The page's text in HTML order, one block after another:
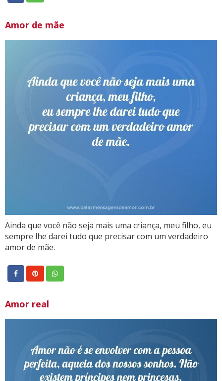
Amor de mãe
Ainda que você não seja mais uma criança, meu filho, eu
sempre lhe darei tudo que precisar com um verdadeiro
amor de mãe.
Amor real